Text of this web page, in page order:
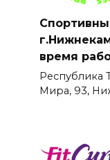
время
Республика
Мира, 93,